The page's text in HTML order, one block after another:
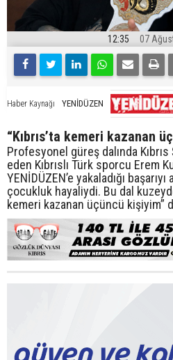
12:35 07
Haber Kaynağı YENİDÜZEN
“Kıbrıs’ta kemeri kazanan
Profesyonel güreş dalında
eden Kıbrıslı Türk sporcu Erem
YENİDÜZEN’e yakaladığı
çocukluk hayaliydi. Bu dal
kemeri kazanan üçüncü kişiyim”